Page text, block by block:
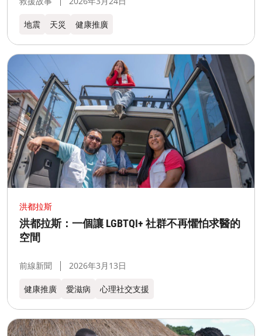
地震 天災 健康推廣
洪都拉斯​
洪都拉斯：一個讓 LGBTQI+ 社群不再懼怕求醫的
空間
前線新聞 2026年3月13日
健康推廣 愛滋病 心理社交支援